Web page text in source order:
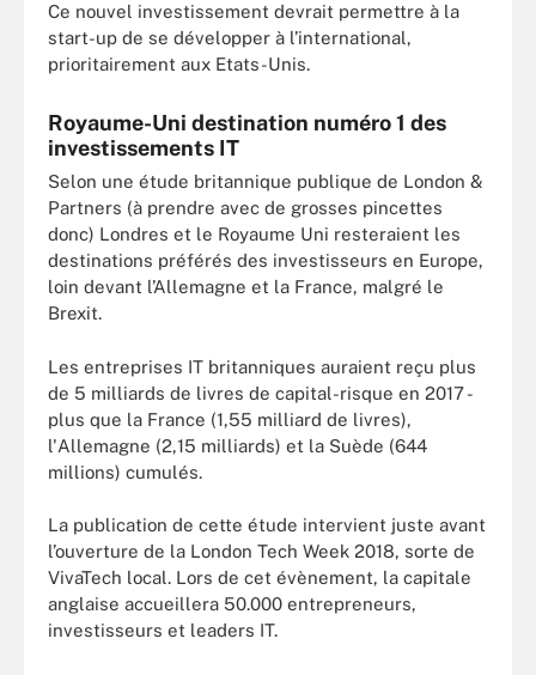
Ce nouvel investissement devrait permettre à la
start-up de se développer à l’international,
prioritairement aux Etats-Unis.
Royaume-Uni destination numéro 1 des
investissements IT
Selon une étude britannique publique de London &
Partners (à prendre avec de grosses pincettes
donc) Londres et le Royaume Uni resteraient les
destinations préférés des investisseurs en Europe,
loin devant l’Allemagne et la France, malgré le
Brexit.
Les entreprises IT britanniques auraient reçu plus
de 5 milliards de livres de capital-risque en 2017 -
plus que la France (1,55 milliard de livres),
l'Allemagne (2,15 milliards) et la Suède (644
millions) cumulés.
La publication de cette étude intervient juste avant
l’ouverture de la London Tech Week 2018, sorte de
VivaTech local. Lors de cet évènement, la capitale
anglaise accueillera 50.000 entrepreneurs,
investisseurs et leaders IT.